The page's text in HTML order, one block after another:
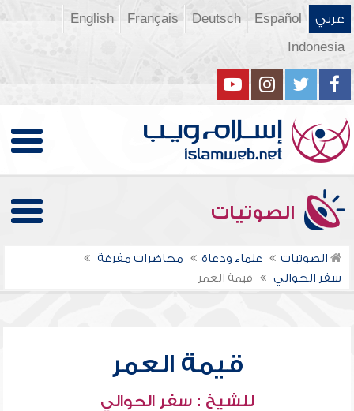
عربي Español
Deutsch
Français
English
Indonesia
الصوتيات
الصوتيات علماء ودعاة
محاضرات مفرغة
سفر الحوالي
قيمة العمر
قيمة العمر
للشيخ : سفر الحوالي